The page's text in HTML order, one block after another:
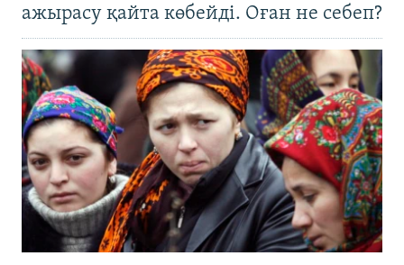
ажырасу қайта көбейді. Оған не себеп?